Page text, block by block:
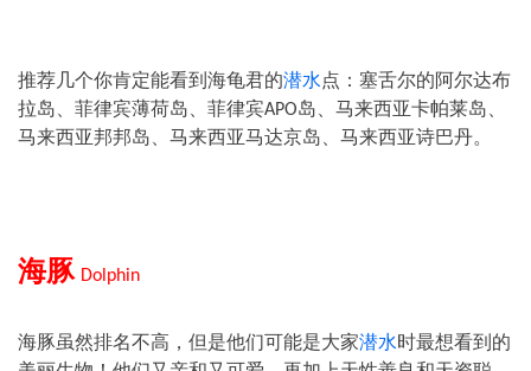
推荐几个你肯定能看到海龟君的潜水点：塞舌尔的阿尔达布
拉岛、菲律宾薄荷岛、菲律宾APO岛、马来西亚卡帕莱岛、
马来西亚邦邦岛、马来西亚马达京岛、马来西亚诗巴丹。
海豚 Dolphin
海豚虽然排名不高，但是他们可能是大家潜水时最想看到的